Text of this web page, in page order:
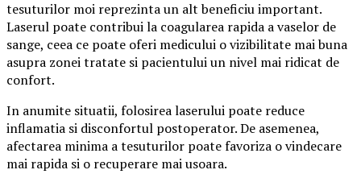
tesuturilor moi reprezinta un alt beneficiu important.
Laserul poate contribui la coagularea rapida a vaselor de
sange, ceea ce poate oferi medicului o vizibilitate mai buna
asupra zonei tratate si pacientului un nivel mai ridicat de
confort.
In anumite situatii, folosirea laserului poate reduce
inflamatia si disconfortul postoperator. De asemenea,
afectarea minima a tesuturilor poate favoriza o vindecare
mai rapida si o recuperare mai usoara.